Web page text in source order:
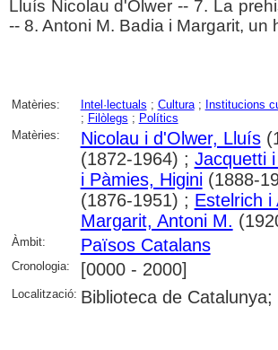
Lluís Nicolau d'Olwer -- 7. La
-- 8. Antoni M. Badia i Margarit,
Matèries: Intel·lectuals ; Cultura; Institucions
; Filòlegs ; Polítics
Matèries:
Nicolau i d'Olwer, Lluís
(1872-1964) ; Jacquetti
i Pàmies, Higini(1888-
(1876-1951) ; Estelrich i
Margarit, Antoni M.
Àmbit: Països Catalans
Cronologia: [0000 - 2000]
Localització: Biblioteca de